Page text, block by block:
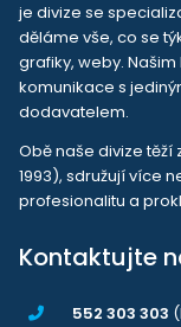
je divize se
děláme vše, co se
grafiky, weby.
komunikace s
dodavatelem.
Obě naše divize těží
1993), sdružují více
profesionalitu a
Kontaktujte
552 303 303